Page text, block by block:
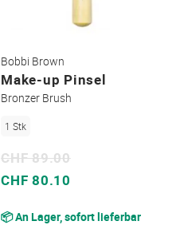
Bobbi Brown
Make-up Pinsel
Bronzer Brush
1 Stk
Sonderpreis
CHF 80.10
CHF 89.00
📦 An Lager, sofort lieferbar